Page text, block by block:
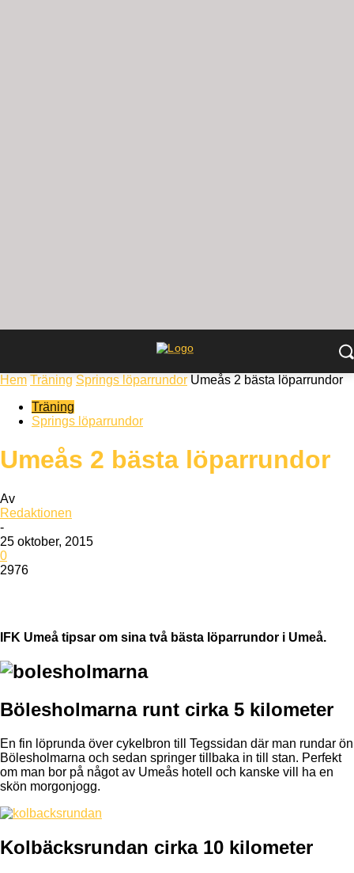
Hem Träning Springs löparrundor Umeås 2 bästa löparrundor
Träning
Springs löparrundor
Umeås 2 bästa löparrundor
Av
Redaktionen
-
25 oktober, 2015
0
2976
IFK Umeå tipsar om sina två bästa löparrundor i Umeå.
Bölesholmarna runt cirka 5 kilometer
En fin löprunda över cykelbron till Tegssidan där man rundar ön
Bölesholmarna och sedan springer tillbaka in till stan. Perfekt
om man bor på något av Umeås hotell och kanske vill ha en
skön morgonjogg.
Kolbäcksrundan cirka 10 kilometer